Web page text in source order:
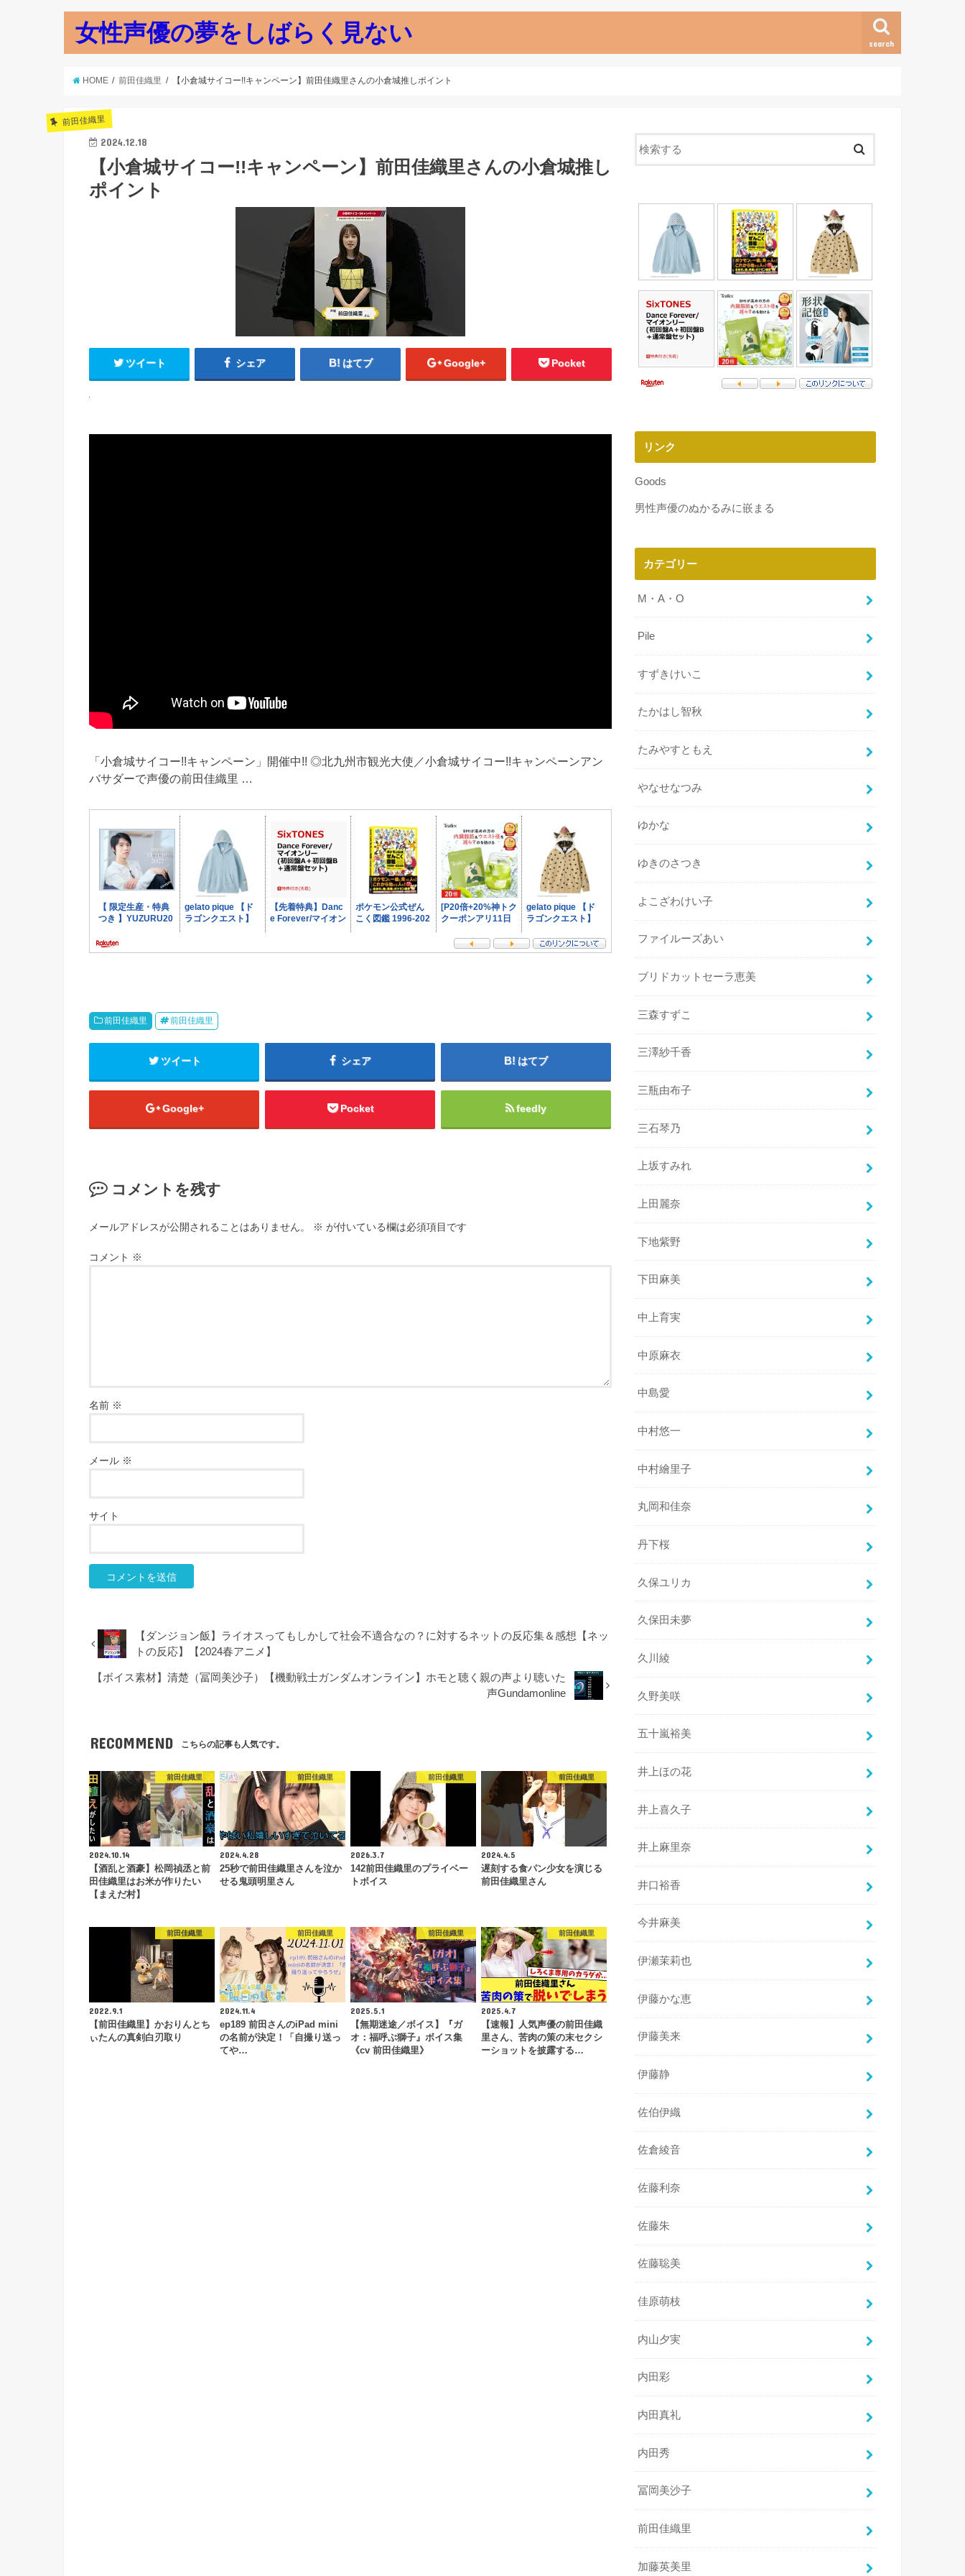
女性声優の夢をしばらく見ない search
HOME 前田佳織里 【小倉城サイコー!!キャンペーン】前田佳織里さんの小倉城推しポイント
前田佳織里
2024.12.18
【小倉城サイコー!!キャンペーン】前田佳織里さんの小倉城推し
ポイント
ツイート シェア はてブ Google+ Pocket
「小倉城サイコー!!キャンペーン」開催中!! ◎北九州市観光大使／小倉城サイコー!!キャンペーンアン
バサダーで声優の前田佳織里 …
前田佳織里 前田佳織里
ツイート シェア はてブ
Google+ Pocket feedly
コメントを残す
メールアドレスが公開されることはありません。 ※ が付いている欄は必須項目です
コメント ※
名前 ※
メール ※
サイト
【ダンジョン飯】ライオスってもしかして社会不適合なの？に対するネットの反応集＆感想【ネッ
トの反応】【2024春アニメ】
【ボイス素材】清楚（冨岡美沙子）【機動戦士ガンダムオンライン】ホモと聴く親の声より聴いた
声Gundamonline
RECOMMEND こちらの記事も人気です。
前田佳織里
2024.10.14
【酒乱と酒豪】松岡禎丞と前
田佳織里はお米が作りたい
【まえだ村】
前田佳織里
2024.4.28
25秒で前田佳織里さんを泣か
せる鬼頭明里さん
前田佳織里
2026.3.7
142前田佳織里のプライベー
トボイス
前田佳織里
2024.4.5
遅刻する食パン少女を演じる
前田佳織里さん
前田佳織里
2022.9.1
【前田佳織里】かおりんとち
ぃたんの真剣白刃取り
前田佳織里
2024.11.4
ep189 前田さんのiPad mini
の名前が決定！「自撮り送っ
てや…
前田佳織里
2025.5.1
【無期迷途／ボイス】『ガ
オ：福呼ぶ獅子』ボイス集
《cv 前田佳織里》
前田佳織里
2025.4.7
【速報】人気声優の前田佳織
里さん、苦肉の策の末セクシ
ーショットを披露する…
リンク
Goods
男性声優のぬかるみに嵌まる
カテゴリー
M・A・O
Pile
すずきけいこ
たかはし智秋
たみやすともえ
やなせなつみ
ゆかな
ゆきのさつき
よこざわけい子
ファイルーズあい
ブリドカットセーラ恵美
三森すずこ
三澤紗千香
三瓶由布子
三石琴乃
上坂すみれ
上田麗奈
下地紫野
下田麻美
中上育実
中原麻衣
中島愛
中村悠一
中村繪里子
丸岡和佳奈
丹下桜
久保ユリカ
久保田未夢
久川綾
久野美咲
五十嵐裕美
井上ほの花
井上喜久子
井上麻里奈
井口裕香
今井麻美
伊瀬茉莉也
伊藤かな恵
伊藤美来
伊藤静
佐伯伊織
佐倉綾音
佐藤利奈
佐藤朱
佐藤聡美
佳原萌枝
内山夕実
内田彩
内田真礼
内田秀
冨岡美沙子
前田佳織里
加藤英美里